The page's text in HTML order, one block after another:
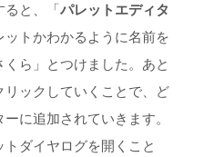
ると、「パレットエディタ
ットかわかるように名前を
ら」とつけました。あと
ックしていくことで、ど
に追加されていきます。
ダイヤログを開くこと